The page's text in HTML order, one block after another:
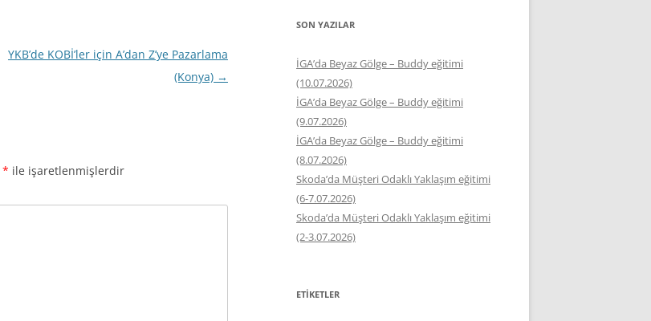
YKB’de KOBİ’ler için A’dan Z’ye Pazarlama
(Konya) →
* ile işaretlenmişlerdir
SON YAZILAR
İGA’da Beyaz Gölge – Buddy eğitimi
(10.07.2026)
İGA’da Beyaz Gölge – Buddy eğitimi
(9.07.2026)
İGA’da Beyaz Gölge – Buddy eğitimi
(8.07.2026)
Skoda’da Müşteri Odaklı Yaklaşım eğitimi
(6-7.07.2026)
Skoda’da Müşteri Odaklı Yaklaşım eğitimi
(2-3.07.2026)
ETIKETLER